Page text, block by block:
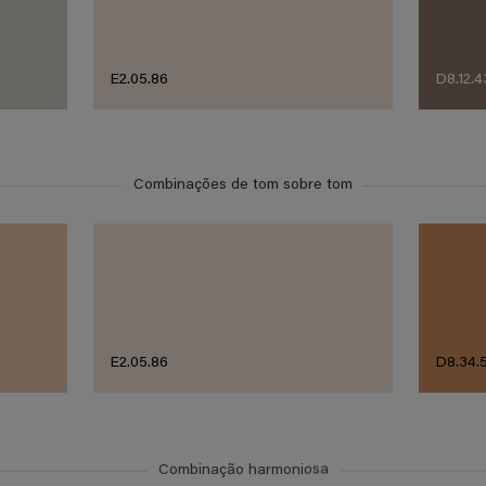
E2.05.86
Combinações de tom sobre tom
E2.05.86
Combinação harmoniosa